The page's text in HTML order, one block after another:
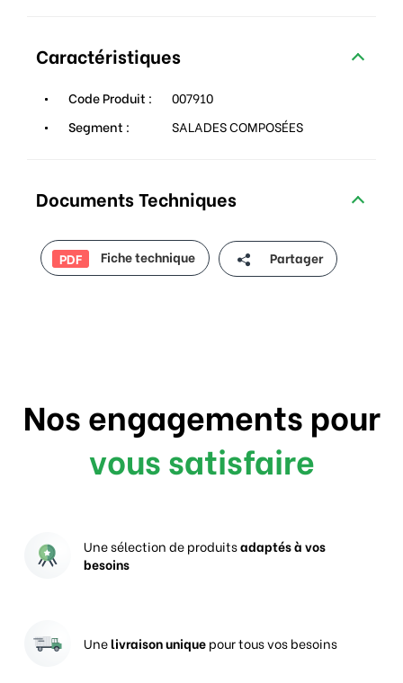
Caractéristiques
Code Produit :
007910
Segment :
SALADES COMPOSÉES
Documents Techniques
PDF Fiche technique Partager
Nos engagements pour
vous satisfaire
Une sélection de produitsadaptés à vos
besoins
Unelivraison uniquepour tous vos besoins